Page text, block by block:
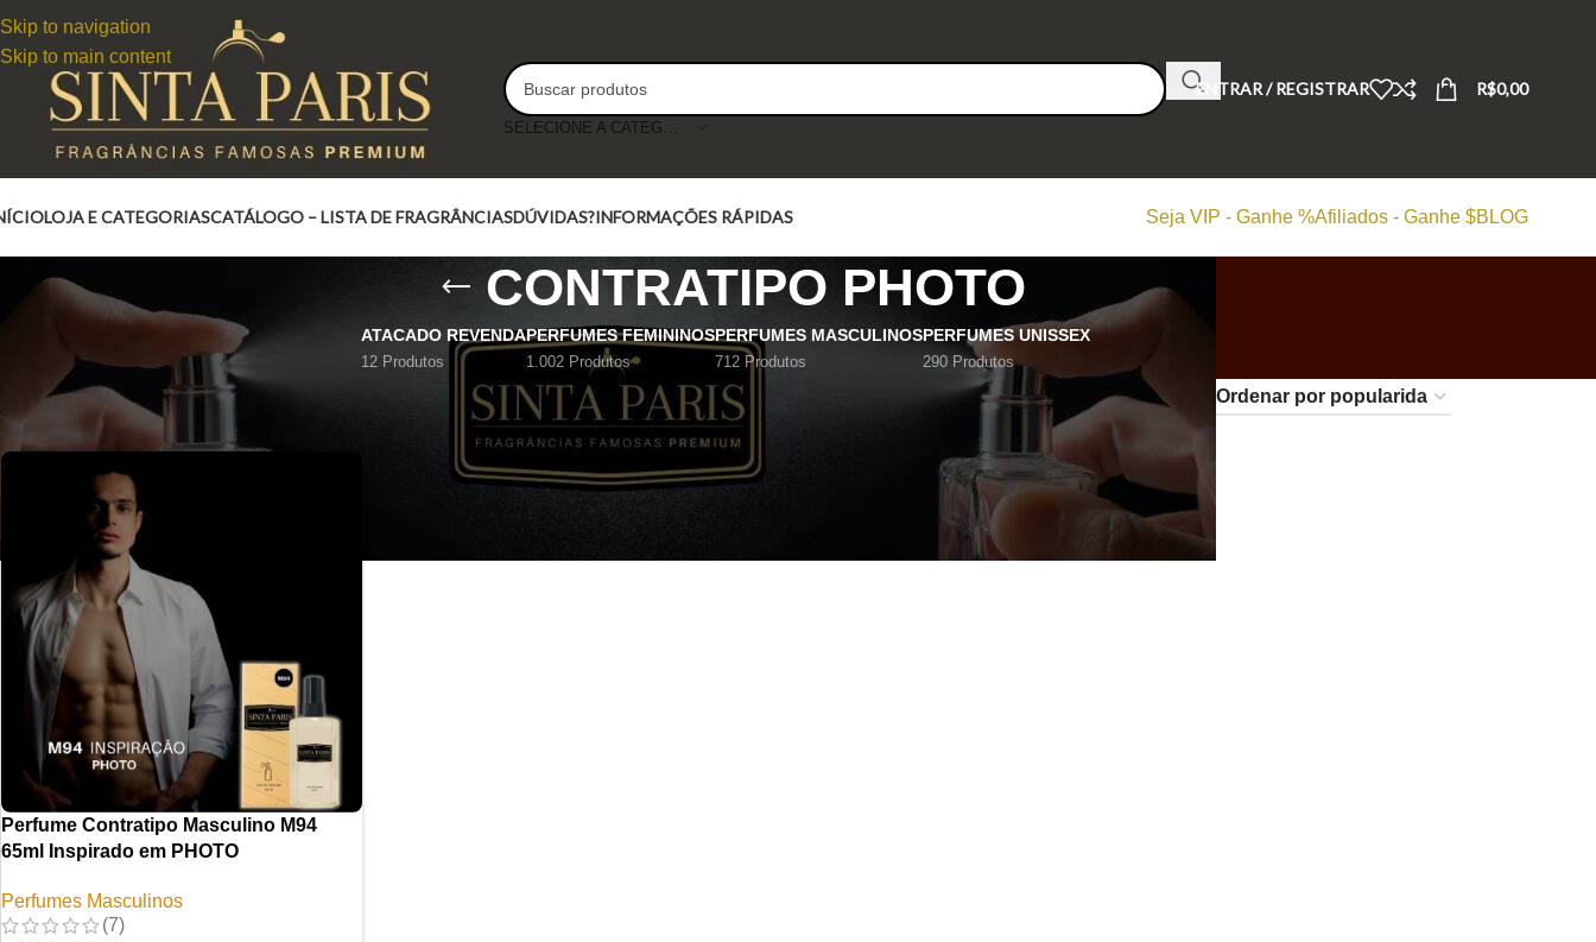
Skip to navigation
Skip to main content
SELECIONE A CATEGORIA
ENTRAR / REGISTRAR R$0,00
LOJA E CATEGORIASCATÁLOGO – LISTA DE FRAGRÂNCIASDÚVIDAS?INFORMAÇÕES RÁPIDAS Seja VIP - Ganhe %Afiliados - Ganhe $BLOG
CONTRATIPO PHOTO
ATACADO REVENDA
12 Produtos
PERFUMES FEMININOS
1.002 Produtos
PERFUMES MASCULINOS
712 Produtos
PERFUMES UNISSEX
290 Produtos
CONTRATIPO PHOTO Mostrar 9 12 18 24
Perfume Contratipo Masculino M94
65ml Inspirado em PHOTO
Perfumes Masculinos
(7)